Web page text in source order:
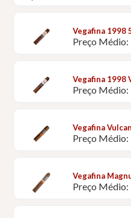
Vegafina 1998
Preço Médio:
Vegafina 1998
Preço Médio:
Vegafina
Preço Médio:
Vegafina
Preço Médio: